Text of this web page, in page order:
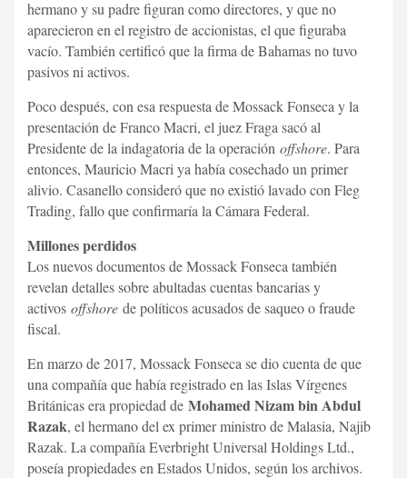
hermano y su padre figuran como directores, y que no
aparecieron en el registro de accionistas, el que figuraba
vacío. También certificó que la firma de Bahamas no tuvo
pasivos ni activos.
Poco después, con esa respuesta de Mossack Fonseca y la
presentación de Franco Macri, el juez Fraga sacó al
Presidente de la indagatoria de la operación offshore. Para
entonces, Mauricio Macri ya había cosechado un primer
alivio. Casanello consideró que no existió lavado con Fleg
Trading, fallo que confirmaría la Cámara Federal.
Millones perdidos
Los nuevos documentos de Mossack Fonseca también
revelan detalles sobre abultadas cuentas bancarias y
activos offshore de políticos acusados de saqueo o fraude
fiscal.
En marzo de 2017, Mossack Fonseca se dio cuenta de que
una compañía que había registrado en las Islas Vírgenes
Británicas era propiedad de Mohamed Nizam bin Abdul
Razak, el hermano del ex primer ministro de Malasia, Najib
Razak. La compañía Everbright Universal Holdings Ltd.,
poseía propiedades en Estados Unidos, según los archivos.